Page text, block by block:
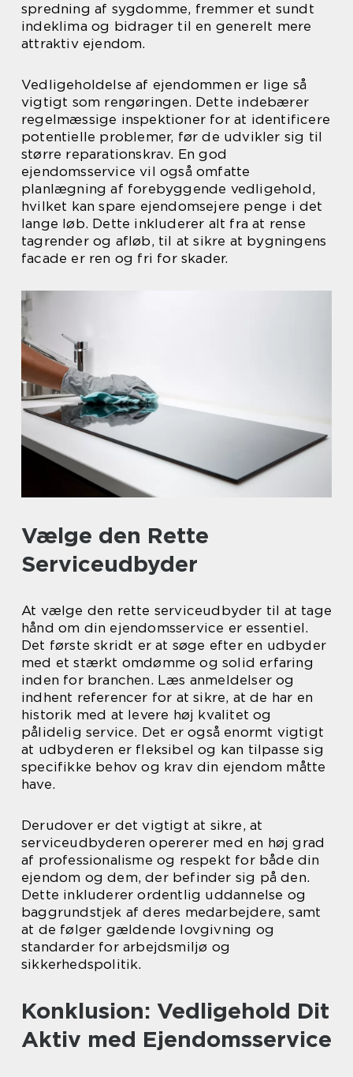
spredning af sygdomme, fremmer et sundt
indeklima og bidrager til en generelt mere
attraktiv ejendom.
Vedligeholdelse af ejendommen er lige så
vigtigt som rengøringen. Dette indebærer
regelmæssige inspektioner for at identificere
potentielle problemer, før de udvikler sig til
større reparationskrav. En god
ejendomsservice vil også omfatte
planlægning af forebyggende vedligehold,
hvilket kan spare ejendomsejere penge i det
lange løb. Dette inkluderer alt fra at rense
tagrender og afløb, til at sikre at bygningens
facade er ren og fri for skader.
Vælge den Rette
Serviceudbyder
At vælge den rette serviceudbyder til at tage
hånd om din ejendomsservice er essentiel.
Det første skridt er at søge efter en udbyder
med et stærkt omdømme og solid erfaring
inden for branchen. Læs anmeldelser og
indhent referencer for at sikre, at de har en
historik med at levere høj kvalitet og
pålidelig service. Det er også enormt vigtigt
at udbyderen er fleksibel og kan tilpasse sig
specifikke behov og krav din ejendom måtte
have.
Derudover er det vigtigt at sikre, at
serviceudbyderen opererer med en høj grad
af professionalisme og respekt for både din
ejendom og dem, der befinder sig på den.
Dette inkluderer ordentlig uddannelse og
baggrundstjek af deres medarbejdere, samt
at de følger gældende lovgivning og
standarder for arbejdsmiljø og
sikkerhedspolitik.
Konklusion: Vedligehold Dit
Aktiv med Ejendomsservice